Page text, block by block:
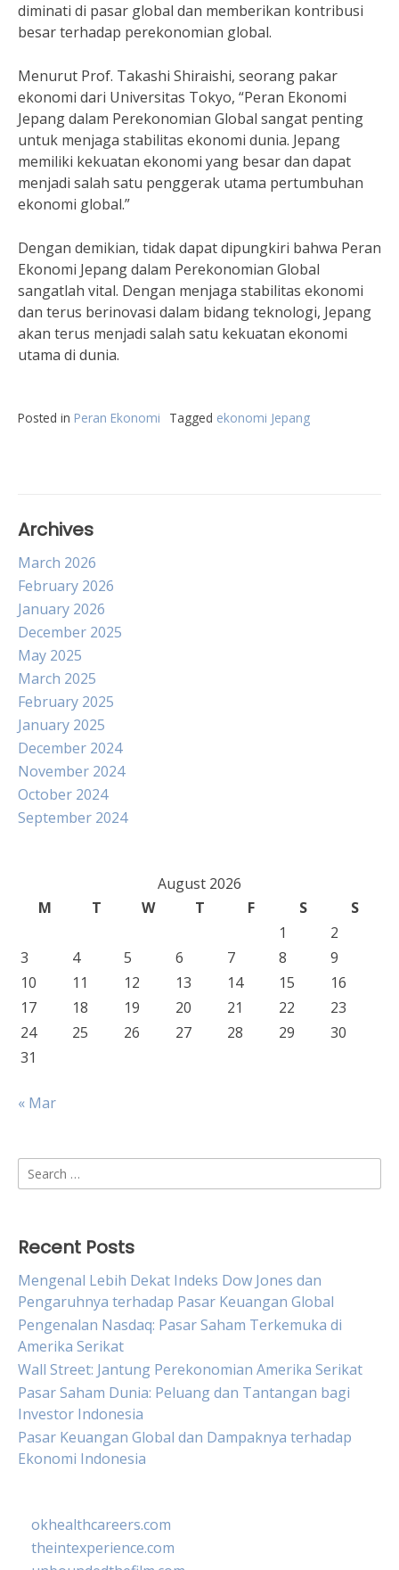
diminati di pasar global dan memberikan kontribusi
besar terhadap perekonomian global.
Menurut Prof. Takashi Shiraishi, seorang pakar
ekonomi dari Universitas Tokyo, “Peran Ekonomi
Jepang dalam Perekonomian Global sangat penting
untuk menjaga stabilitas ekonomi dunia. Jepang
memiliki kekuatan ekonomi yang besar dan dapat
menjadi salah satu penggerak utama pertumbuhan
ekonomi global.”
Dengan demikian, tidak dapat dipungkiri bahwa Peran
Ekonomi Jepang dalam Perekonomian Global
sangatlah vital. Dengan menjaga stabilitas ekonomi
dan terus berinovasi dalam bidang teknologi, Jepang
akan terus menjadi salah satu kekuatan ekonomi
utama di dunia.
Posted in Peran Ekonomi Tagged ekonomi Jepang
Archives
March 2026
February 2026
January 2026
December 2025
May 2025
March 2025
February 2025
January 2025
December 2024
November 2024
October 2024
September 2024
August 2026
M
T W T F S
S
1
2
3
4 5 6 7 8
9
10
11 12 13 14 15
16
17
18 19 20 21 22
23
24
25 26 27 28 29
30
31
« Mar
Search
for:
Recent Posts
Mengenal Lebih Dekat Indeks Dow Jones dan
Pengaruhnya terhadap Pasar Keuangan Global
Pengenalan Nasdaq: Pasar Saham Terkemuka di
Amerika Serikat
Wall Street: Jantung Perekonomian Amerika Serikat
Pasar Saham Dunia: Peluang dan Tantangan bagi
Investor Indonesia
Pasar Keuangan Global dan Dampaknya terhadap
Ekonomi Indonesia
okhealthcareers.com
theintexperience.com